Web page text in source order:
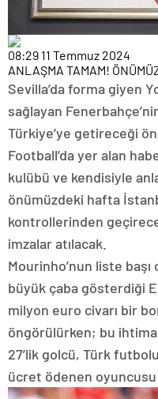
08:29 11 Temmuz 2024
ANLAŞMA TAMAM!
Sevilla’da forma giyen
sağlayan
Türkiye’ye getireceği
Football’da yer alan
kulübü ve kendisiyle
önümüzdeki hafta
kontrollerinden
imzalar atılacak.
Mourinho’nun liste
büyük çaba gösterdiği
milyon euro civarı bir
öngörülürken; bu
27’lik golcü, Türk
ücret ödenen